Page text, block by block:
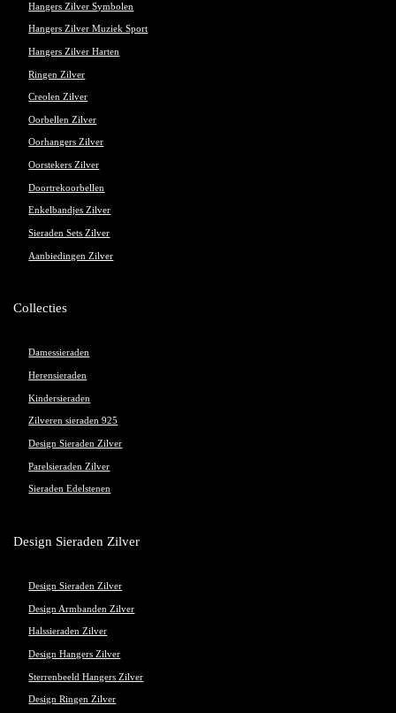
Hangers Zilver Symbolen
Hangers Zilver Muziek Sport
Hangers Zilver Harten
Ringen Zilver
Creolen Zilver
Oorbellen Zilver
Oorhangers Zilver
Oorstekers Zilver
Doortrekoorbellen
Enkelbandjes Zilver
Sieraden Sets Zilver
Aanbiedingen Zilver
Collecties
Damessieraden
Herensieraden
Kindersieraden
Zilveren sieraden 925
Design Sieraden Zilver
Parelsieraden Zilver
Sieraden Edelstenen
Design Sieraden Zilver
Design Sieraden Zilver
Design Armbanden Zilver
Halssieraden Zilver
Design Hangers Zilver
Sterrenbeeld Hangers Zilver
Design Ringen Zilver